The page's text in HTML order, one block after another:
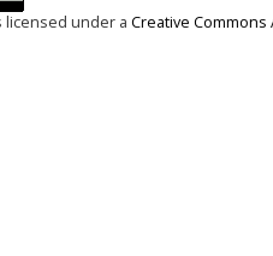
licensed under a Creative